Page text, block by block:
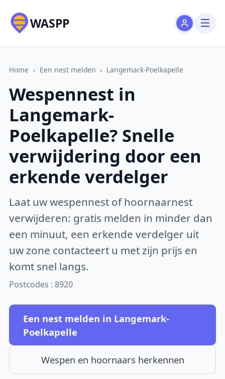
WASPP
Home › Een nest melden › Langemark-Poelkapelle
Wespennest in
Langemark-
Poelkapelle? Snelle
verwijdering door een
erkende verdelger
Laat uw wespennest of hoornaarnest
verwijderen: gratis melden in minder dan
een minuut, een erkende verdelger uit
uw zone contacteert u met zijn prijs en
komt snel langs.
Postcodes : 8920
Een nest melden in Langemark-
Poelkapelle
Wespen en hoornaars herkennen